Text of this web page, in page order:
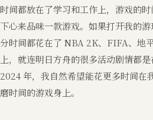
时间都放在了学习和工作上，游戏的
下心来品味一款游戏。如果打开我的
分时间都花在了 NBA 2K、FIFA、地
上，就连明日方舟的很多活动剧情都是
2024 年，我自然希望能花更多时间在
磨时间的游戏身上。